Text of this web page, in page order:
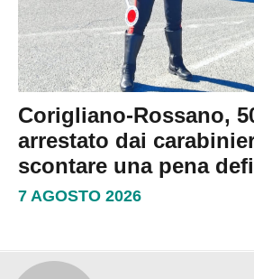
Corigliano-Rossano,
arrestato dai
scontare una pena
7 AGOSTO 2026